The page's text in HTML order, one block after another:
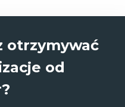
otrzymywać
od